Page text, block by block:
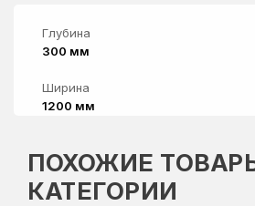
Глубина
300 мм
Ширина
1200 мм
ПОХОЖИЕ
КАТЕГОРИИ